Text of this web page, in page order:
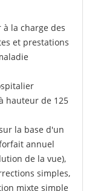
la charge des
et prestations
hauteur de 125
la base d'un
annuel
de la vue),
simples,
mixte simple